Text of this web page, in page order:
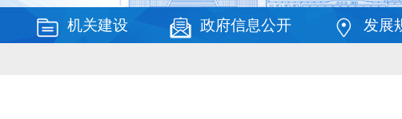
机关建设 政府信息公开 发展